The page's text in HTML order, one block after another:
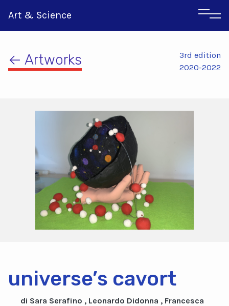
Art & Science
← Artworks
3rd edition
2020-2022
universe’s cavort
di Sara Serafino , Leonardo Didonna , Francesca